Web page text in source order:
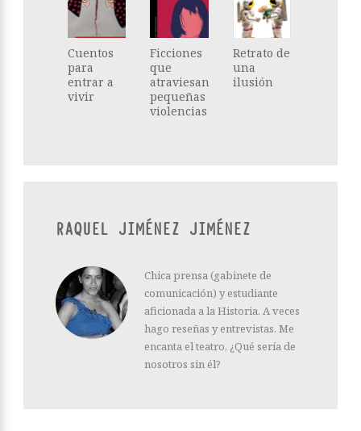
Cuentos
para
entrar a
vivir
Ficciones
que
atraviesan
pequeñas
violencias
Retrato de
una
ilusión
RAQUEL JIMÉNEZ JIMÉNEZ
Chica prensa (gabinete de
comunicación) y estudiante
aficionada a la Historia. A veces
hago reseñas y entrevistas. Me
encanta el teatro, ¿Qué sería de
nosotros sin él?